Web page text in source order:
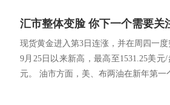
现货黄金进入第3日连涨，并在周四一
9月25日以来新高，最高至1531.25美
元。 油市方面，美、布两油在新年第一